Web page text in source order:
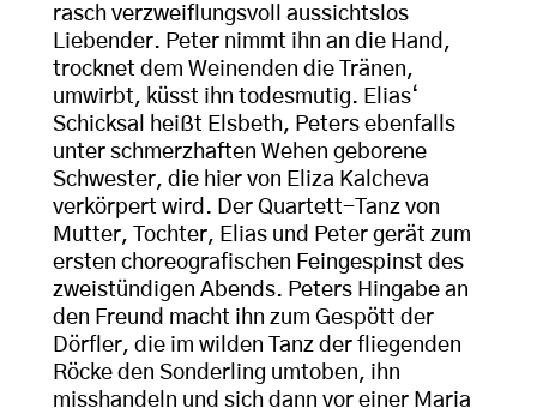
rasch verzweiflungsvoll aussichtslos
Liebender. Peter nimmt ihn an die Hand,
trocknet dem Weinenden die Tränen,
umwirbt, küsst ihn todesmutig. Elias‘
Schicksal heißt Elsbeth, Peters ebenfalls
unter schmerzhaften Wehen geborene
Schwester, die hier von Eliza Kalcheva
verkörpert wird. Der Quartett-Tanz von
Mutter, Tochter, Elias und Peter gerät zum
ersten choreografischen Feingespinst des
zweistündigen Abends. Peters Hingabe an
den Freund macht ihn zum Gespött der
Dörfler, die im wilden Tanz der fliegenden
Röcke den Sonderling umtoben, ihn
misshandeln und sich dann vor einer Maria